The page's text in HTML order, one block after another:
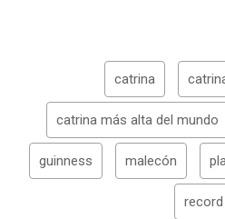
catrina
catrina más alta del mundo
guinness malecón
record